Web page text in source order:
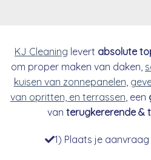
KJ Cleaning levert absolute
om proper maken van daken,
kuisen van zonnepanelen
van opritten, en terrassen , een
van terugkererende &
1) Plaats je